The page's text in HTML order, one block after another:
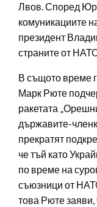
Лвов. Според
комуникациите
президент
страните от
В същото време
Марк Рюте
ракетата
държавите-
прекратят
че тъй като
по време на
съюзници от
това Рюте заяви,